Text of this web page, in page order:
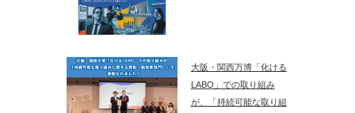
大阪・関西万博「化ける
LABO」での取り組み
が、「持続可能な取り組